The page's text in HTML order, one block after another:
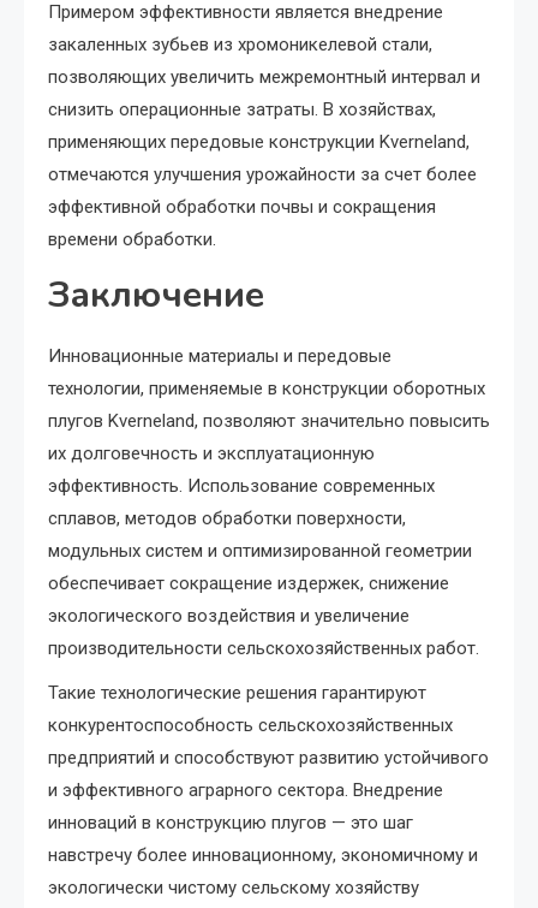
Примером эффективности является внедрение
закаленных зубьев из хромоникелевой стали,
позволяющих увеличить межремонтный интервал и
снизить операционные затраты. В хозяйствах,
применяющих передовые конструкции Kverneland,
отмечаются улучшения урожайности за счет более
эффективной обработки почвы и сокращения
времени обработки.
Заключение
Инновационные материалы и передовые
технологии, применяемые в конструкции оборотных
плугов Kverneland, позволяют значительно повысить
их долговечность и эксплуатационную
эффективность. Использование современных
сплавов, методов обработки поверхности,
модульных систем и оптимизированной геометрии
обеспечивает сокращение издержек, снижение
экологического воздействия и увеличение
производительности сельскохозяйственных работ.
Такие технологические решения гарантируют
конкурентоспособность сельскохозяйственных
предприятий и способствуют развитию устойчивого
и эффективного аграрного сектора. Внедрение
инноваций в конструкцию плугов — это шаг
навстречу более инновационному, экономичному и
экологически чистому сельскому хозяйству